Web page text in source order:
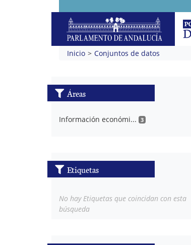
Inicio
Conjuntos de datos
Áreas
Información económi... 3
Etiquetas
No hay Etiquetas que coincidan con esta
búsqueda